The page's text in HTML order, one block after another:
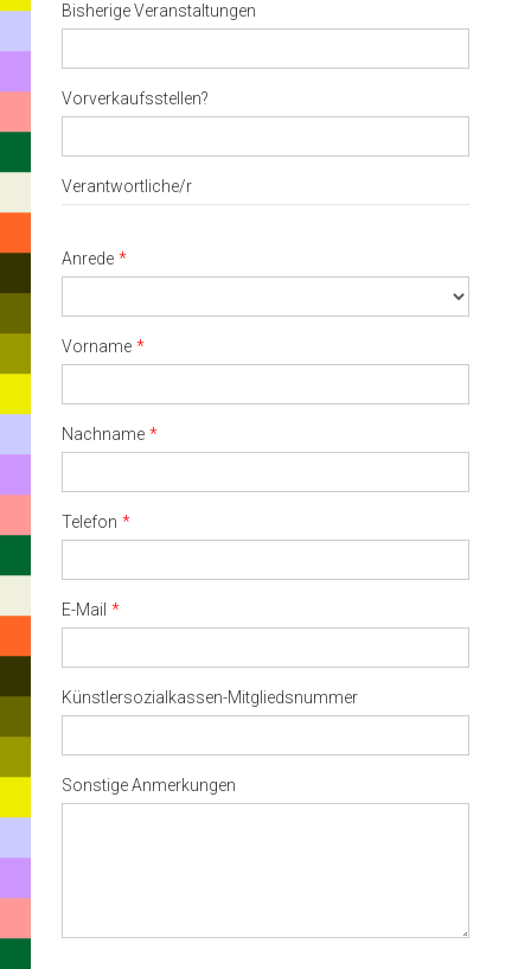
Bisherige Veranstaltungen
Vorverkaufsstellen?
Verantwortliche/r
Anrede
Vorname
Nachname
Telefon
E-Mail
Künstlersozialkassen-Mitgliedsnummer
Sonstige Anmerkungen